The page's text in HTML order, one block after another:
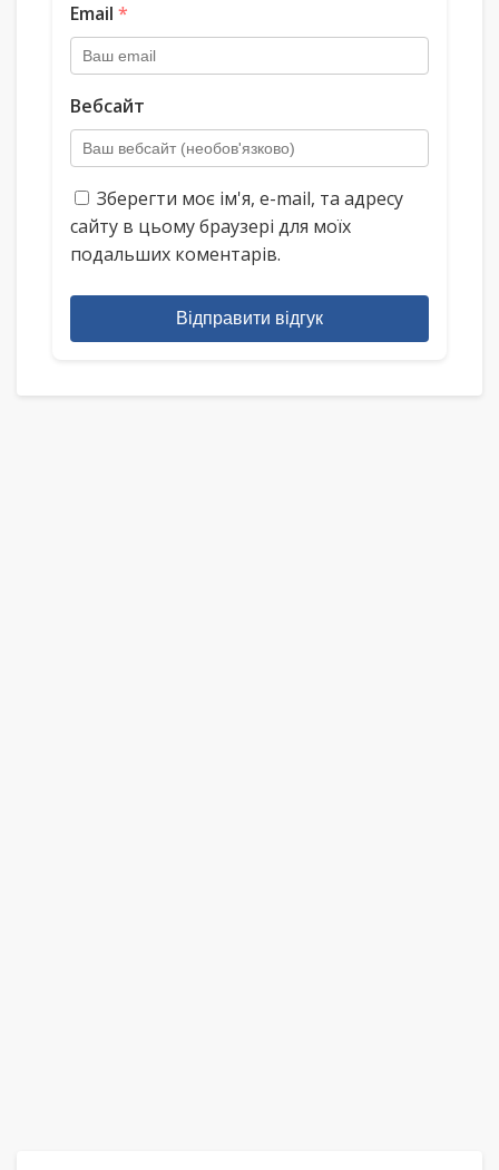
Email *
Вебсайт
Зберегти моє ім'я, e-mail, та адресу
сайту в цьому браузері для моїх
подальших коментарів.
Відправити відгук